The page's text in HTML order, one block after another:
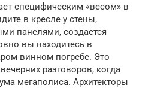
специфическим «весом» в
в кресле у стены,
панелями, создается
вы находитесь в
винном погребе. Это
разговоров, когда
мегаполиса. Архитекторы